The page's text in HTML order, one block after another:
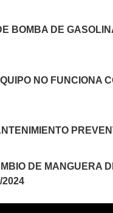
BOMBA DE
NO FUNCIONA
DE MANGUERA
2024